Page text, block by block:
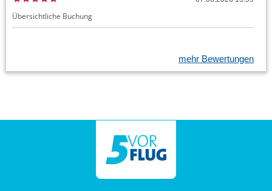
Übersichtliche Buchung
mehr Bewertungen